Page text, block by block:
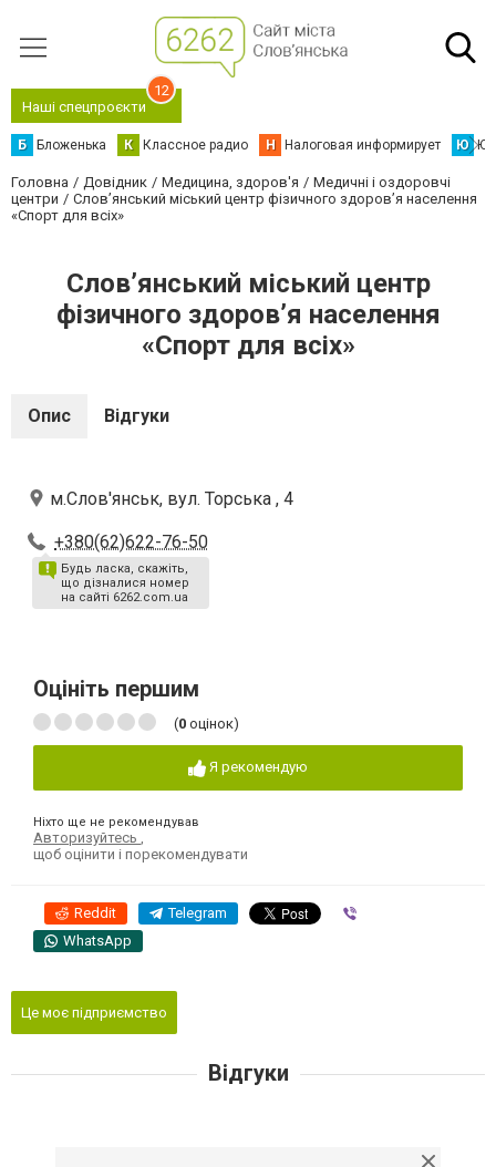
Наші спецпроєкти
12
Б Бложенька К Классное радио Н Налоговая информирует Ю
Головна Довідник Медицина, здоров'я
Медичні і оздоровчі
центри
Слов’янський міський центр фізичного здоров’я населення
«Спорт для всіх»
Слов’янський міський центр
фізичного здоров’я населення
«Спорт для всіх»
Опис Відгуки
м.Слов'янськ, вул. Торська , 4
+380(62)622-76-50
Будь ласка, скажіть,
що дізналися номер
на сайті 6262.com.ua
Оцініть першим
(0 оцінок)
Я рекомендую
Ніхто ще не рекомендував
Авторизуйтесь
щоб оцінити і порекомендувати
Reddit Telegram
WhatsApp
Це моє підприємство
Відгуки